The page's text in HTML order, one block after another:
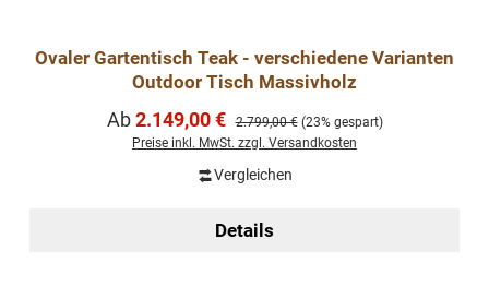
Ovaler Gartentisch Teak - verschiedene Varianten
Outdoor Tisch Massivholz
Verkaufspreis:
Ab2.149,00 € Regulärer Preis:
2.799,00 € (23% gespart)
Preise inkl. MwSt. zzgl. Versandkosten
Vergleichen
Details